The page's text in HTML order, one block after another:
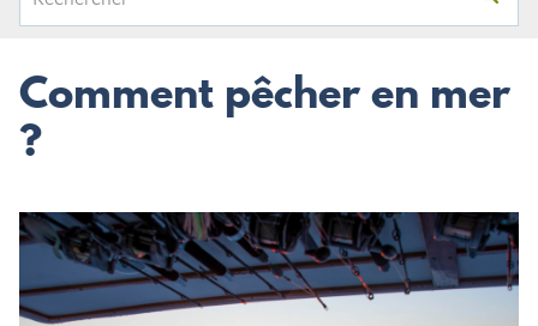
Comment pêcher en mer
?